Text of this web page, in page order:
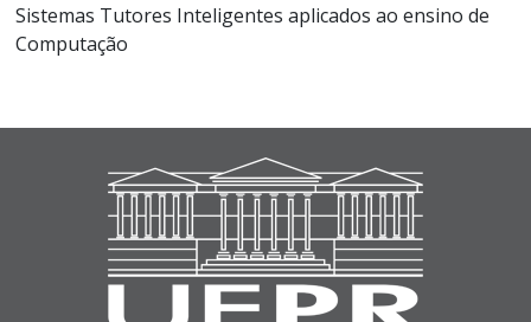
Sistemas Tutores Inteligentes aplicados ao ensino de
Computação